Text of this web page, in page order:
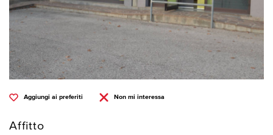
Aggiungi ai preferiti Non mi interessa
Affitto